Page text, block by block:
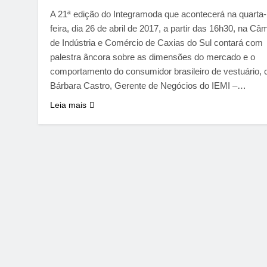
A 21ª edição do Integramoda que acontecerá na quarta-
feira, dia 26 de abril de 2017, a partir das 16h30, na
de Indústria e Comércio de Caxias do Sul contará com
palestra âncora sobre as dimensões do mercado e o
comportamento do consumidor brasileiro de vestuário,
Bárbara Castro, Gerente de Negócios do IEMI –…
Leia mais